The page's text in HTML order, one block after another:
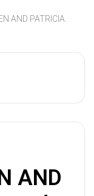
AND PATRICIA.
AND